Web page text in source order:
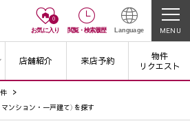
0
お気に入り 閲覧・ 検索履歴 Language MENU
店舗紹介 来店予約
物件
リクエスト
ンション・一戸建て）を探す